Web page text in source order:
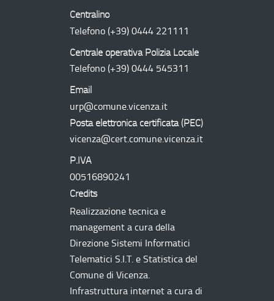
Centralino
Telefono (+39) 0444 221111
Centrale operativa Polizia Locale
Telefono (+39) 0444 545311
Email
urp@comune.vicenza.it
Posta elettronica certificata (PEC)
vicenza@cert.comune.vicenza.it
P.IVA
00516890241
Credits
Realizzazione tecnica e
management a cura della
Direzione Sistemi Informatici
Telematici S.I.T. e Statistica del
Comune di Vicenza.
Infrastruttura internet a cura di